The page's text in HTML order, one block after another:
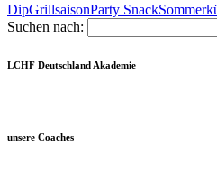
DipGrillsaisonParty Snack
Suchen nach:
LCHF Deutschland Akademie
unsere Coaches